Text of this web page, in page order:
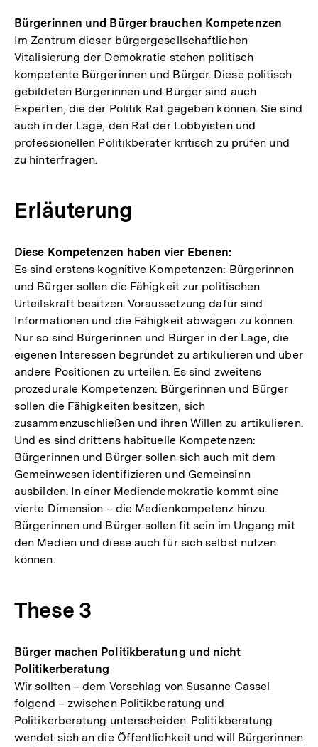
Bürgerinnen und Bürger brauchen Kompetenzen
Im Zentrum dieser bürgergesellschaftlichen
Vitalisierung der Demokratie stehen politisch
kompetente Bürgerinnen und Bürger. Diese politisch
gebildeten Bürgerinnen und Bürger sind auch
Experten, die der Politik Rat gegeben können. Sie sind
auch in der Lage, den Rat der Lobbyisten und
professionellen Politikberater kritisch zu prüfen und
zu hinterfragen.
Erläuterung
Diese Kompetenzen haben vier Ebenen:
Es sind erstens kognitive Kompetenzen: Bürgerinnen
und Bürger sollen die Fähigkeit zur politischen
Urteilskraft besitzen. Voraussetzung dafür sind
Informationen und die Fähigkeit abwägen zu können.
Nur so sind Bürgerinnen und Bürger in der Lage, die
eigenen Interessen begründet zu artikulieren und über
andere Positionen zu urteilen. Es sind zweitens
prozedurale Kompetenzen: Bürgerinnen und Bürger
sollen die Fähigkeiten besitzen, sich
zusammenzuschließen und ihren Willen zu artikulieren.
Und es sind drittens habituelle Kompetenzen:
Bürgerinnen und Bürger sollen sich auch mit dem
Gemeinwesen identifizieren und Gemeinsinn
ausbilden. In einer Mediendemokratie kommt eine
vierte Dimension – die Medienkompetenz hinzu.
Bürgerinnen und Bürger sollen fit sein im Ungang mit
den Medien und diese auch für sich selbst nutzen
können.
These 3
Bürger machen Politikberatung und nicht
Politikerberatung
Wir sollten – dem Vorschlag von Susanne Cassel
folgend – zwischen Politikberatung und
Politikerberatung unterscheiden. Politikberatung
wendet sich an die Öffentlichkeit und will Bürgerinnen